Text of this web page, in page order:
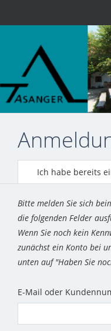
Ich habe bereits
Bitte melden Sie sich
die folgenden Felder
Wenn Sie noch kein
zunächst ein Konto bei
unten auf "Haben Sie
E-Mail oder